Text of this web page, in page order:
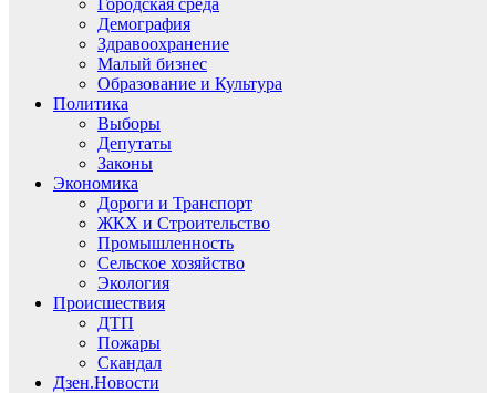
Городская среда
Демография
Здравоохранение
Малый бизнес
Образование и Культура
Политика
Выборы
Депутаты
Законы
Экономика
Дороги и Транспорт
ЖКХ и Строительство
Промышленность
Сельское хозяйство
Экология
Происшествия
ДТП
Пожары
Скандал
Дзен.Новости